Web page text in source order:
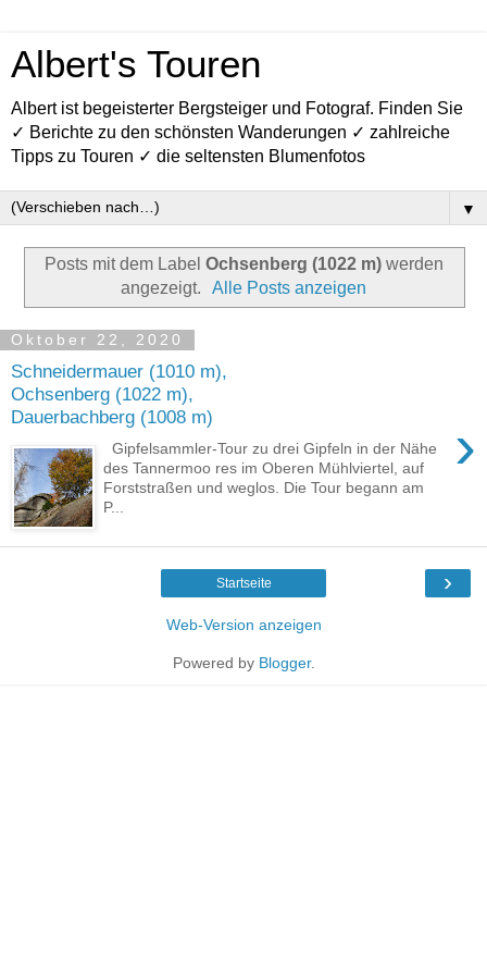
Albert's Touren
Albert ist begeisterter Bergsteiger und Fotograf. Finden Sie
✓ Berichte zu den schönsten Wanderungen ✓ zahlreiche
Tipps zu Touren ✓ die seltensten Blumenfotos
▼
Posts mit dem Label Ochsenberg (1022 m)werden
angezeigt.
Alle Posts anzeigen
Oktober 22, 2020
Schneidermauer (1010 m),
Ochsenberg (1022 m),
Dauerbachberg (1008 m)
›
Gipfelsammler-Tour zu drei Gipfeln in der Nähe
des Tannermoo res im Oberen Mühlviertel, auf
Forststraßen und weglos. Die Tour begann am
P...
›
Startseite
Web-Version anzeigen
Powered by Blogger.